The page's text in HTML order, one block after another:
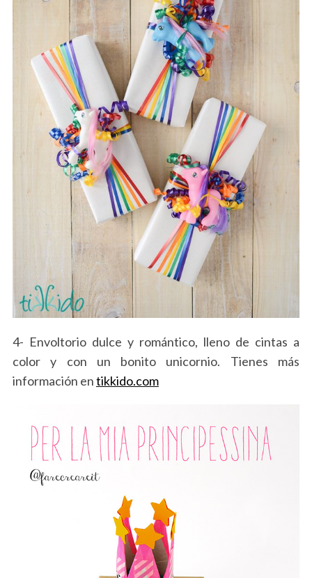
4- Envoltorio dulce y romántico, lleno de cintas a
color y con un bonito unicornio. Tienes más
información entikkido.com